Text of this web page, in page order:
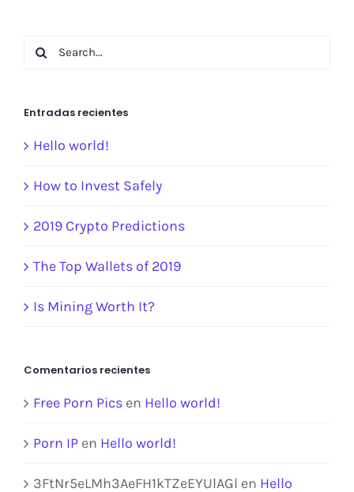
Search
Entradas recientes
Hello world!
How to Invest Safely
2019 Crypto Predictions
The Top Wallets of 2019
Is Mining Worth It?
Comentarios recientes
Free Porn Pics en Hello world!
Porn IP en Hello world!
3FtNr5eLMh3AeFH1kTZeEYUlAGl en Hello